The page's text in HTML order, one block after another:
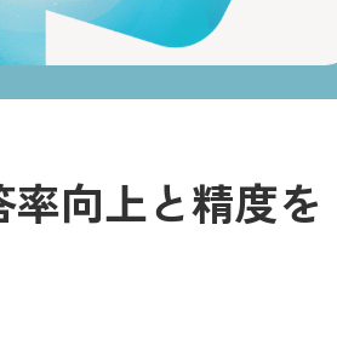
向上と精度を